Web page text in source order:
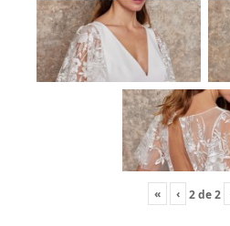
« ‹ 2de2